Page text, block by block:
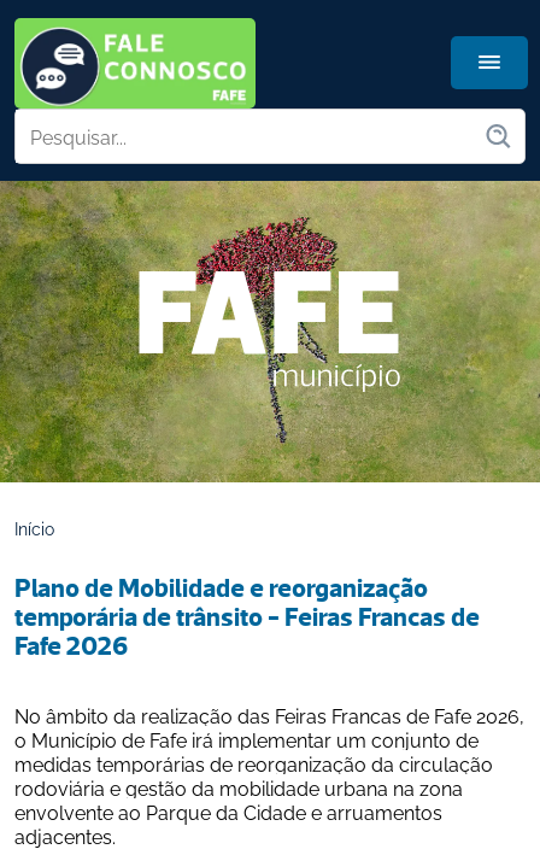
Início
Plano de Mobilidade e reorganização
temporária de trânsito - Feiras Francas de
Fafe 2026
No âmbito da realização das Feiras Francas de Fafe 2026,
o Município de Fafe irá implementar um conjunto de
medidas temporárias de reorganização da circulação
rodoviária e gestão da mobilidade urbana na zona
envolvente ao Parque da Cidade e arruamentos
adjacentes.